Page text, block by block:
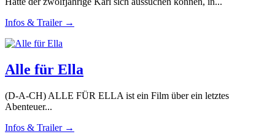
Infos & Trailer →
Alle für Ella
(D-A-CH) ALLE FÜR ELLA ist ein Film über ein letztes
Abenteuer...
Infos & Trailer →